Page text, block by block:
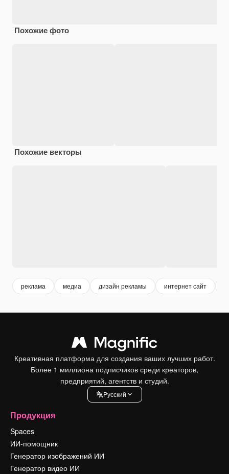
Похожие фото
Похожие векторы
реклама медиа дизайн рекламы интернет сайт
Креативная платформа для создания ваших лучших работ.
Более 1 миллиона подписчиков среди креаторов,
предприятий, агентств и студий.
Pусский
Продукция
Spaces
ИИ-помощник
Генератор изображений ИИ
Генератор видео ИИ